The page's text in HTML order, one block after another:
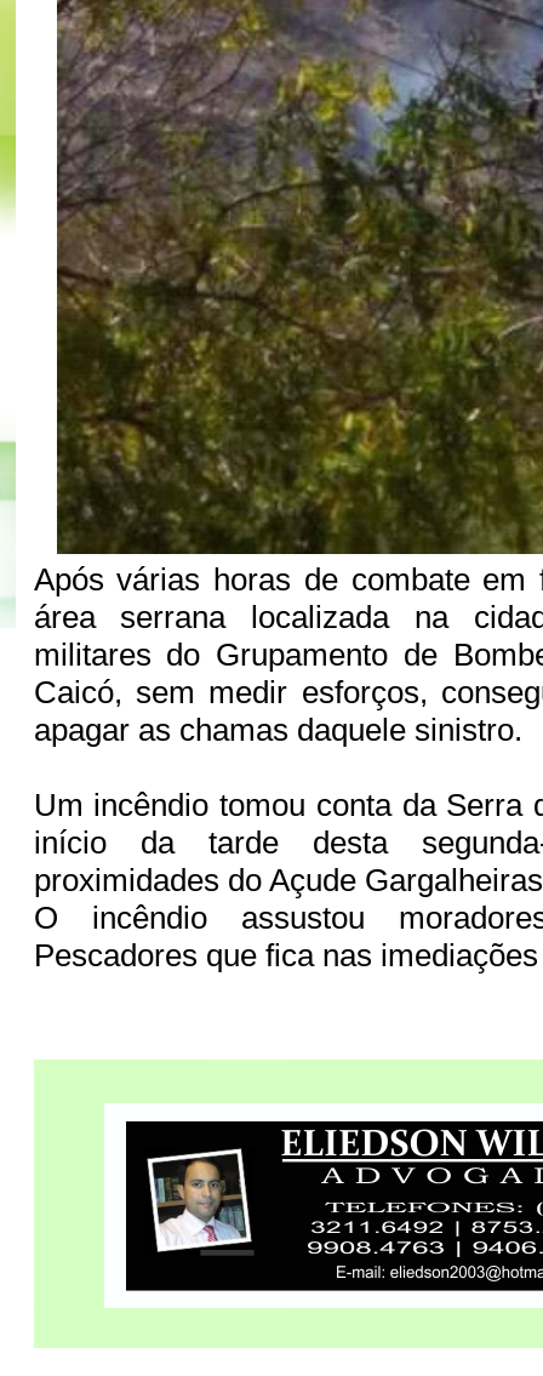
Após várias horas de combate em
área serrana localizada na
militares do Grupamento de
Caicó, sem medir esforços,
apagar as chamas daquele sinistro.
Um incêndio tomou conta da Serra
início da tarde desta
proximidades do Açude
O incêndio assustou
Pescadores que fica nas